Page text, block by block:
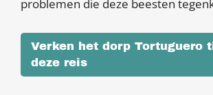
problemen die deze beesten
Verken het dorp Tortuguero
deze reis